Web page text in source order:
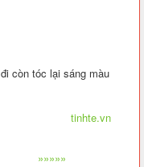
còn tóc lại sáng màu
tinhte.vn
»»»»»